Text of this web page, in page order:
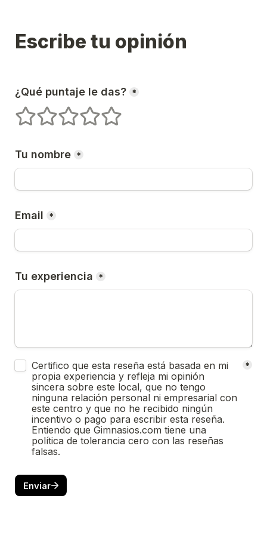
Escribe tu opinión
¿Qué puntaje le das? *
1 estrellas2 estrellas
3 estrellas
4 estrellas5 estrellas
Tu nombre *
Email *
Tu experiencia *
Untitled checkboxes field
Certifico que esta reseña está basada en mi
propia experiencia y refleja mi opinión
sincera sobre este local, que no tengo
ninguna relación personal ni empresarial con
este centro y que no he recibido ningún
incentivo o pago para escribir esta reseña.
Entiendo que Gimnasios.com tiene una
política de tolerancia cero con las reseñas
falsas.
*
Enviar